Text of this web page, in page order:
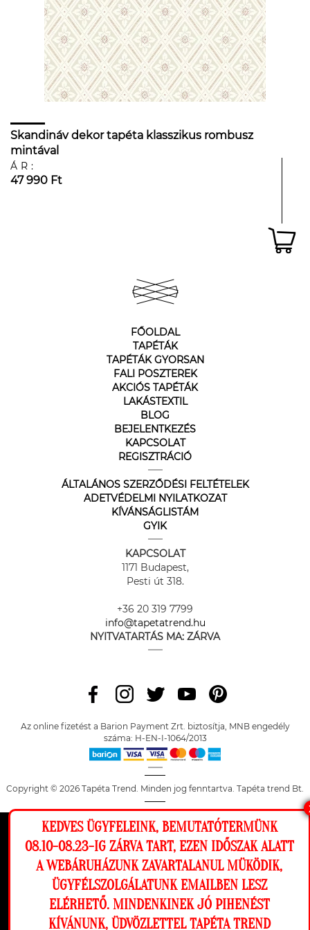
Ez a weboldal cookie-kat használ, hogy a
lehető legjobb élményt nyújtsa honlapunkon.
Beállítások
Elutasítom Engedélyezem
Skandináv dekor tapéta klasszikus rombusz
mintával
ÁR:
47 990 Ft
FŐOLDAL
TAPÉTÁK
TAPÉTÁK GYORSAN
FALI POSZTEREK
AKCIÓS TAPÉTÁK
LAKÁSTEXTIL
BLOG
BEJELENTKEZÉS
KAPCSOLAT
REGISZTRÁCIÓ
ÁLTALÁNOS SZERZŐDÉSI FELTÉTELEK
ADETVÉDELMI NYILATKOZAT
KÍVÁNSÁGLISTÁM
GYIK
KAPCSOLAT
1171 Budapest,
Pesti út 318.
+36 20 319 7799
info@tapetatrend.hu
NYITVATARTÁS MA: ZÁRVA
Az online fizetést a Barion Payment Zrt. biztosítja, MNB engedély
száma: H-EN-I-1064/2013
Copyright © 2026 Tapéta Trend. Minden jog fenntartva. Tapéta trend Bt.
KEDVES ÜGYFELEINK, BEMUTATÓTERMÜNK
08.10-08.23-IG ZÁRVA TART, EZEN IDŐSZAK ALATT
A WEBÁRUHÁZUNK ZAVARTALANUL MÜKÖDIK,
ÜGYFÉLSZOLGÁLATUNK EMAILBEN LESZ
ELÉRHETŐ. MINDENKINEK JÓ PIHENÉST
KÍVÁNUNK, ÜDVÖZLETTEL TAPÉTA TREND